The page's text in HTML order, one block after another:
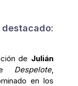
de Julián
Despelote,
en los